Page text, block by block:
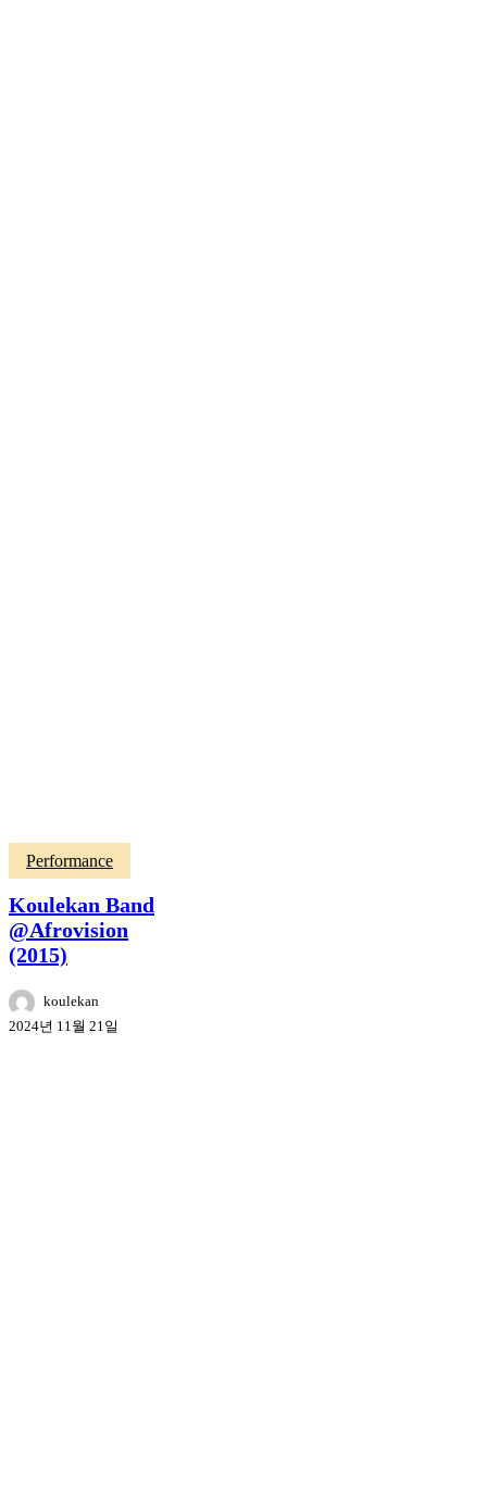
Performance
Koulekan Band
@Afrovision
(2015)
koulekan
2024년 11월 21일